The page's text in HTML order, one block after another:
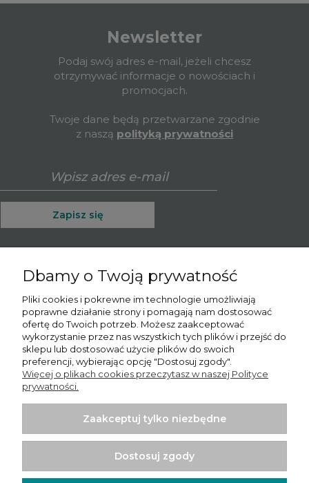
Newsletter
Podaj swój adres e-mail, jeżeli chcesz
otrzymywać informacje o nowościach i
promocjach.
Twoje dane będą przetwarzane zgodnie
z naszą polityką prywatności
Zapisz się
Informacje
Moje konto
Płatności i dostawa
Potrzebujesz pomocy? Skontaktuj się z nami!
780065102
sprzedaz@psishop.pl
Dbamy o Twoją prywatność
Pliki cookies i pokrewne im technologie umożliwiają
poprawne działanie strony i pomagają nam dostosować
ofertę do Twoich potrzeb. Możesz zaakceptować
wykorzystanie przez nas wszystkich tych plików i przejść do
sklepu lub dostosować użycie plików do swoich
preferencji, wybierając opcję "Dostosuj zgody".
Więcej o plikach cookies przeczytasz w naszej Polityce
prywatności.
Zaakceptuj tylko niezbędne
Dostosuj zgody